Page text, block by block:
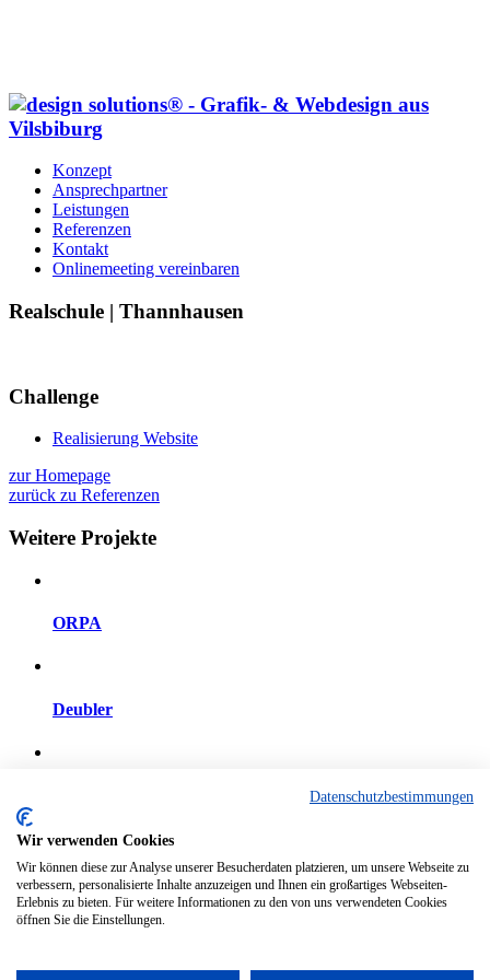
Konzept
Ansprechpartner
Leistungen
Referenzen
Kontakt
Onlinemeeting vereinbaren
Realschule | Thannhausen
Challenge
Realisierung Website
zur Homepage
zurück zu Referenzen
Weitere Projekte
ORPA
Deubler
Eichenhof
Copyright 2026 - designsolutions. All Rights Reserved.
Datenschutzbestimmungen
Wir verwenden Cookies
Wir können diese zur Analyse unserer Besucherdaten platzieren, um unsere Webseite zu
verbessern, personalisierte Inhalte anzuzeigen und Ihnen ein großartiges Webseiten-
Erlebnis zu bieten. Für weitere Informationen zu den von uns verwendeten Cookies
öffnen Sie die Einstellungen.